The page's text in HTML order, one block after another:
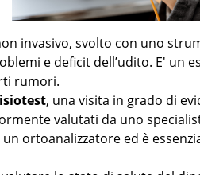
invasivo, svolto con uno
e deficit dell’udito. E' un
rumori.
, una visita in grado di
valutati da uno
ortoanalizzatore ed è